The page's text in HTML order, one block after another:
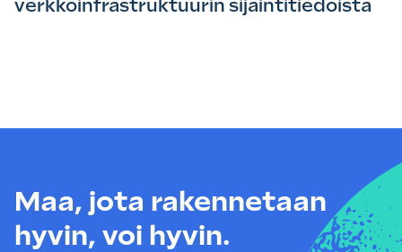
verkkoinfrastruktuurin sijaintitiedoista
Maa, jota rakennetaan
hyvin, voi hyvin.